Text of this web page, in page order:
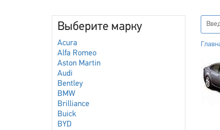
Выберите марку
Acura
Alfa Romeo
Aston Martin
Audi
Bentley
BMW
Brilliance
Buick
BYD